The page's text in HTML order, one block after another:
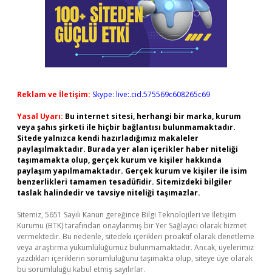
Reklam ve İletişim: Skype: live:.cid.575569c608265c69
Yasal Uyarı: Bu internet sitesi, herhangi bir marka, kurum
veya şahıs şirketi ile hiçbir bağlantısı bulunmamaktadır.
Sitede yalnızca kendi hazırladığımız makaleler
paylaşılmaktadır. Burada yer alan içerikler haber niteliği
taşımamakta olup, gerçek kurum ve kişiler hakkında
paylaşım yapılmamaktadır. Gerçek kurum ve kişiler ile isim
benzerlikleri tamamen tesadüfidir. Sitemizdeki bilgiler
taslak halindedir ve tavsiye niteliği taşımazlar.
Sitemiz, 5651 Sayılı Kanun gereğince Bilgi Teknolojileri ve İletişim
Kurumu (BTK) tarafından onaylanmış bir Yer Sağlayıcı olarak hizmet
vermektedir. Bu nedenle, sitedeki içerikleri proaktif olarak denetleme
veya araştırma yükümlülüğümüz bulunmamaktadır. Ancak, üyelerimiz
yazdıkları içeriklerin sorumluluğunu taşımakta olup, siteye üye olarak
bu sorumluluğu kabul etmiş sayılırlar.